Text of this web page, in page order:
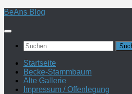
Zum
springen
BeAns Blog
Suchen
nach:
Startseite
Becke-Stammbaum
Alte Gallerie
Impressum / Offenlegung